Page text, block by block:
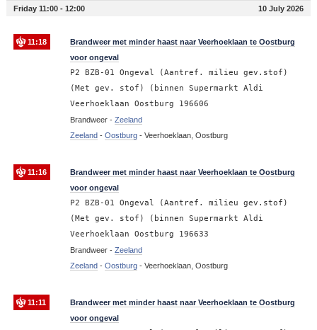
Friday 11:00 - 12:00 10 July 2026
11:18
Brandweer met minder haast naar Veerhoeklaan te Oostburg
voor ongeval
P2 BZB-01 Ongeval (Aantref. milieu gev.stof)
(Met gev. stof) (binnen Supermarkt Aldi
Veerhoeklaan Oostburg 196606
Brandweer - Zeeland
Zeeland- Oostburg- Veerhoeklaan, Oostburg
11:16
Brandweer met minder haast naar Veerhoeklaan te Oostburg
voor ongeval
P2 BZB-01 Ongeval (Aantref. milieu gev.stof)
(Met gev. stof) (binnen Supermarkt Aldi
Veerhoeklaan Oostburg 196633
Brandweer - Zeeland
Zeeland- Oostburg- Veerhoeklaan, Oostburg
11:11
Brandweer met minder haast naar Veerhoeklaan te Oostburg
voor ongeval